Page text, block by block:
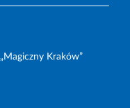
Kraków”